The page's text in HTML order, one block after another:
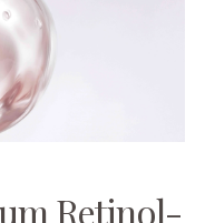
Retinol-